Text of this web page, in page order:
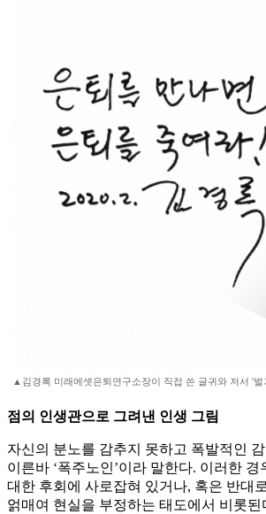
▲김경록 미래에셋은퇴연구소장이 직접 쓴 글귀와 저서 '벌
점의 인생관으로 그려낸 인생 그림
자신의 분노를 감추지 못하고 폭발적인
이른바 ‘폭주노인’이라 말한다. 이러한 경
대한 후회에 사로잡혀 있거나, 혹은 반대
얽매여 현실을 부정하는 태도에서 비롯된